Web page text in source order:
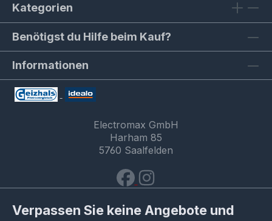
Kategorien
Benötigst du Hilfe beim Kauf?
Informationen
Electromax GmbH
Harham 85
5760 Saalfelden
Verpassen Sie keine Angebote und